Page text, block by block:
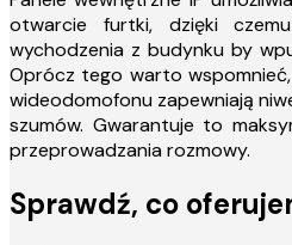
otwarcie furtki, dzięki
wychodzenia z budynku by
Oprócz tego warto
wideodomofonu zapewniają
szumów. Gwarantuje to
przeprowadzania rozmowy.
Sprawdź, co